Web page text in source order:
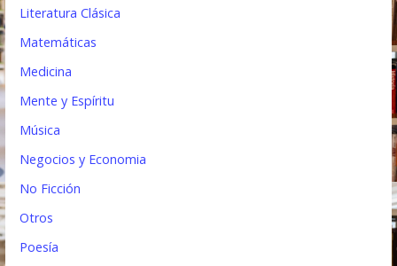
Literatura Clásica
Matemáticas
Medicina
Mente y Espíritu
Música
Negocios y Economia
No Ficción
Otros
Poesía